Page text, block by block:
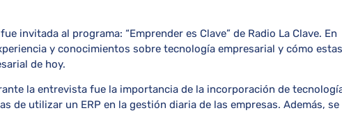
invitada al programa: “Emprender es Clave” de Radio La Clave. En
y conocimientos sobre tecnología empresarial y cómo estas
de hoy.
la entrevista fue la importancia de la incorporación de
de utilizar un ERP en la gestión diaria de las empresas. Además, se